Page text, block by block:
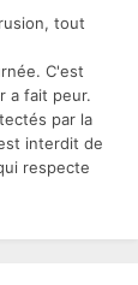
tout
C'est
a fait peur.
par la
interdit de
respecte